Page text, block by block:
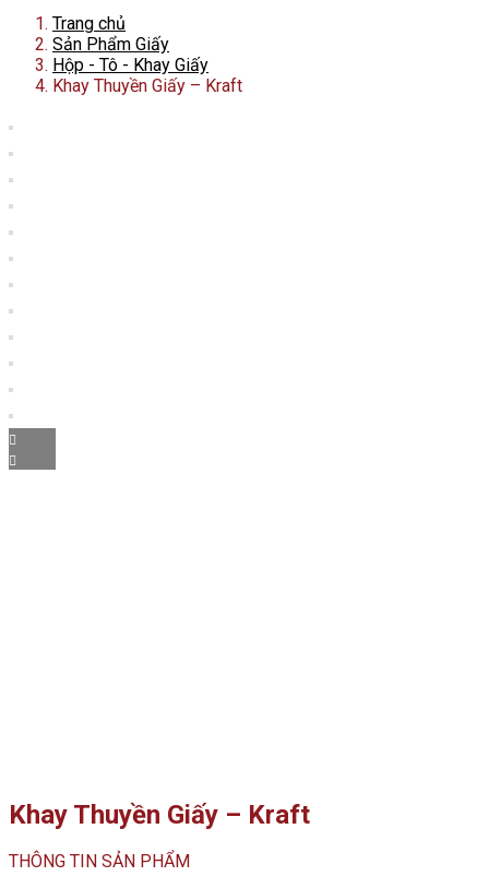
Trang chủ
Sản Phẩm Giấy
Hộp - Tô - Khay Giấy
Khay Thuyền Giấy – Kraft
Khay Thuyền Giấy – Kraft
THÔNG TIN SẢN PHẨM